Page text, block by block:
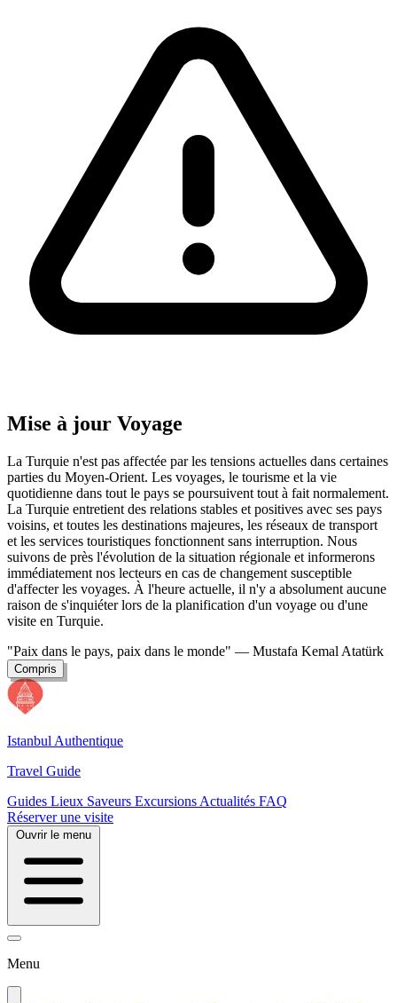
Mise à jour Voyage
La Turquie n'est pas affectée par les tensions actuelles dans certaines
parties du Moyen-Orient. Les voyages, le tourisme et la vie
quotidienne dans tout le pays se poursuivent tout à fait normalement.
La Turquie entretient des relations stables et positives avec ses pays
voisins, et toutes les destinations majeures, les réseaux de transport
et les services touristiques fonctionnent sans interruption. Nous
suivons de près l'évolution de la situation régionale et informerons
immédiatement nos lecteurs en cas de changement susceptible
d'affecter les voyages. À l'heure actuelle, il n'y a absolument aucune
raison de s'inquiéter lors de la planification d'un voyage ou d'une
visite en Turquie.
"Paix dans le pays, paix dans le monde" — Mustafa Kemal Atatürk
Compris
Istanbul Authentique
Travel Guide
Guides Lieux Saveurs Excursions Actualités FAQ
Réserver une visite
Ouvrir le menu
Menu